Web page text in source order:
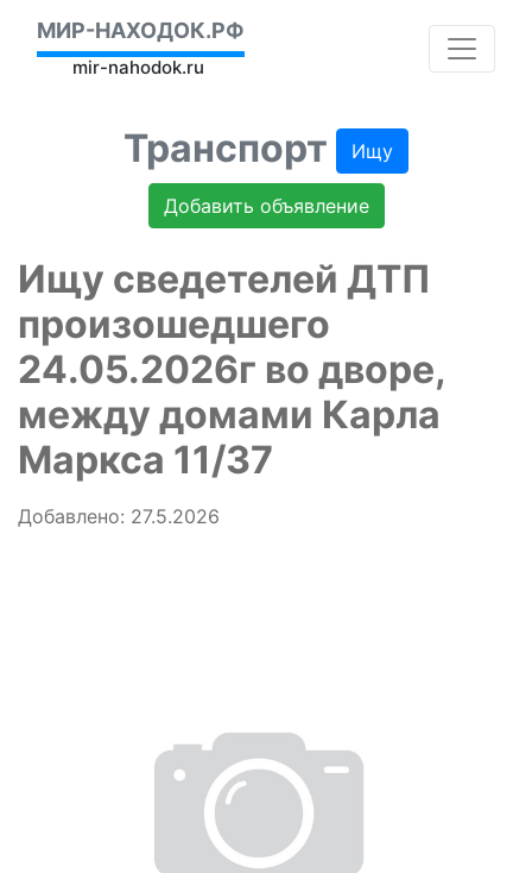
МИР-НАХОДОК.РФ
mir-nahodok.ru
Транспорт Ищу
Добавить объявление
Ищу сведетелей ДТП
произошедшего
24.05.2026г во дворе,
между домами Карла
Маркса 11/37
Добавлено: 27.5.2026